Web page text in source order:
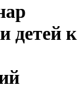
детей к